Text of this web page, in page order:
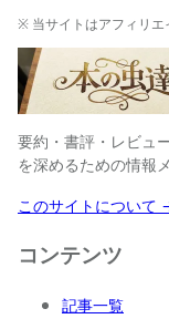
※ 当サイトはアフィリエ
要約・書評・レビュ
を深めるための情報
このサイトについて
コンテンツ
記事一覧